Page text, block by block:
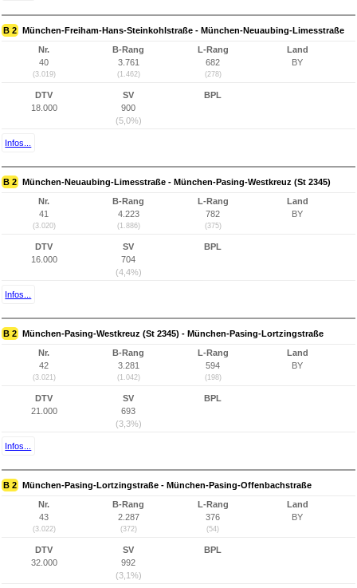
B 2 München-Freiham-Hans-Steinkohlstraße - München-Neuaubing-Limesstraße
Nr.
40
(3.019)
B-Rang
3.761
(1.462)
L-Rang
682
(278)
Land
BY
DTV
18.000
SV
900
(5,0%)
BPL
Infos...
B 2 München-Neuaubing-Limesstraße - München-Pasing-Westkreuz (St 2345)
Nr.
41
(3.020)
B-Rang
4.223
(1.886)
L-Rang
782
(375)
Land
BY
DTV
16.000
SV
704
(4,4%)
BPL
Infos...
B 2 München-Pasing-Westkreuz (St 2345) - München-Pasing-Lortzingstraße
Nr.
42
(3.021)
B-Rang
3.281
(1.042)
L-Rang
594
(198)
Land
BY
DTV
21.000
SV
693
(3,3%)
BPL
Infos...
B 2 München-Pasing-Lortzingstraße - München-Pasing-Offenbachstraße
Nr.
43
(3.022)
B-Rang
2.287
(372)
L-Rang
376
(54)
Land
BY
DTV
32.000
SV
992
(3,1%)
BPL